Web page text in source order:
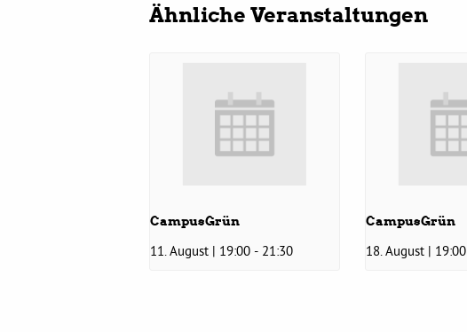
Ähnliche Veranstaltungen
CampusGrün
11. August | 19:00 - 21:30
CampusGrün
18. August | 19:00